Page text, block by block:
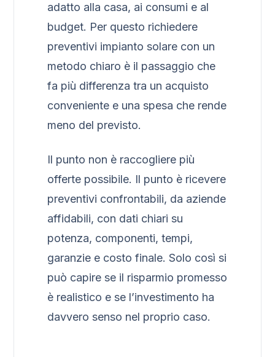
adatto alla casa, ai consumi e al
budget. Per questo richiedere
preventivi impianto solare con un
metodo chiaro è il passaggio che
fa più differenza tra un acquisto
conveniente e una spesa che rende
meno del previsto.
Il punto non è raccogliere più
offerte possibile. Il punto è ricevere
preventivi confrontabili, da aziende
affidabili, con dati chiari su
potenza, componenti, tempi,
garanzie e costo finale. Solo così si
può capire se il risparmio promesso
è realistico e se l’investimento ha
davvero senso nel proprio caso.